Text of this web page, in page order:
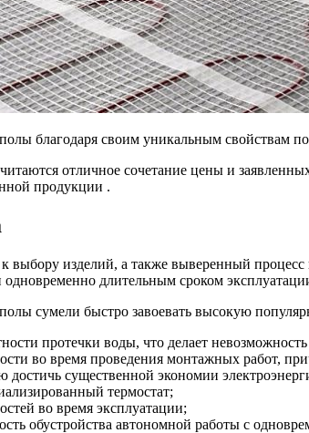
благодаря своим уникальным свойствам
отличное сочетание цены и
продукции .
выбору изделий, а также выверенный
длительным сроком
сумели быстро завоевать высокую
протечки воды, что делает
во время проведения монтажных работ,
достичь существенной экономии
термостат;
во время эксплуатации;
обустройства автономной работы с